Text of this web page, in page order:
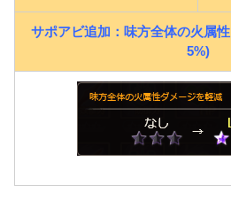
サポアビ追加：味方全体の火属
5%)